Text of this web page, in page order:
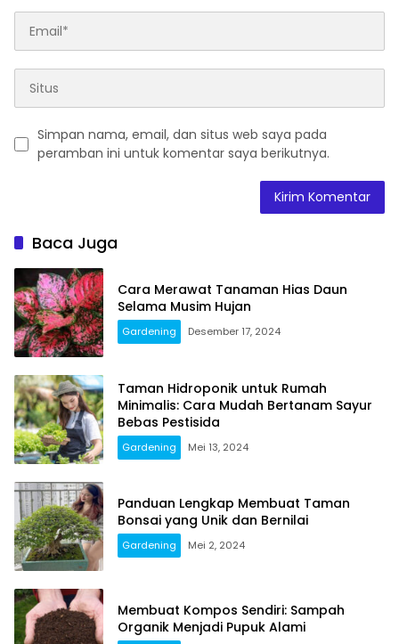
Simpan nama, email, dan situs web saya pada
peramban ini untuk komentar saya berikutnya.
Baca Juga
Cara Merawat Tanaman Hias Daun
Selama Musim Hujan
Gardening Desember 17, 2024
Taman Hidroponik untuk Rumah
Minimalis: Cara Mudah Bertanam Sayur
Bebas Pestisida
Gardening Mei 13, 2024
Panduan Lengkap Membuat Taman
Bonsai yang Unik dan Bernilai
Gardening Mei 2, 2024
Membuat Kompos Sendiri: Sampah
Organik Menjadi Pupuk Alami